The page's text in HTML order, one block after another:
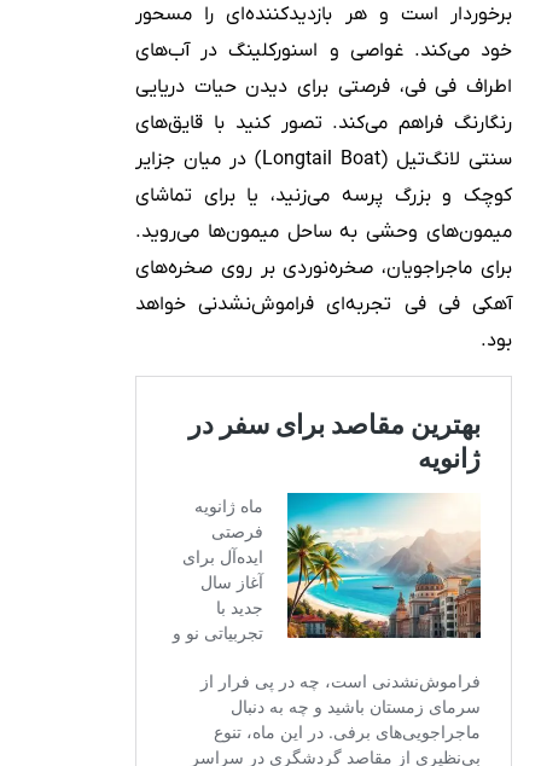
برخوردار است و هر بازدیدکننده‌ای را مسحور
خود می‌کند. غواصی و اسنورکلینگ در آب‌های
اطراف فی فی، فرصتی برای دیدن حیات دریایی
رنگارنگ فراهم می‌کند. تصور کنید با قایق‌های
سنتی لانگ‌تیل (Longtail Boat) در میان جزایر
کوچک و بزرگ پرسه می‌زنید، یا برای تماشای
میمون‌های وحشی به ساحل میمون‌ها می‌روید.
برای ماجراجویان، صخره‌نوردی بر روی صخره‌های
آهکی فی فی تجربه‌ای فراموش‌نشدنی خواهد
بود.